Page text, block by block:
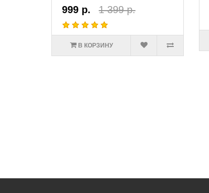
999 р. 1 399 р.
В КОРЗИНУ